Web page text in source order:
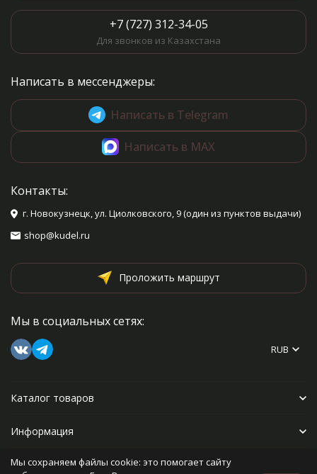
+7 (727) 312-34-05
Для звонков из Казахстана
Написать в мессенджеры:
Написать в Telegram
Написать в MAX
Контакты:
г. Новокузнецк, ул. Циолковского, 9 (один из пунктов выдачи)
shop@kudel.ru
Проложить маршрут
Мы в социальных сетях:
RUB
Каталог товаров
Информация
Прочее
Мы сохраняем файлы cookie: это помогает сайту